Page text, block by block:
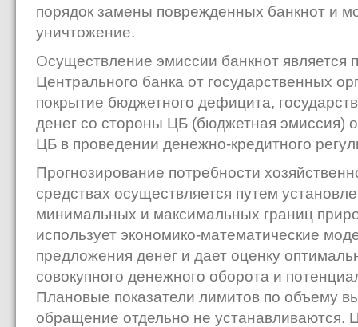
порядок замены поврежденных банкнот и
уничтожение.
Осуществление эмиссии банкнот является
Центрального банка от государственных
покрытие бюджетного дефицита,
денег со стороны ЦБ (бюджетная эмиссия)
ЦБ в проведении денежно-кредитного
Прогнозирование потребности
средствах осуществляется путем
минимальных и максимальных границ
использует экономико-математические
предложения денег и дает оценку
совокупного денежного оборота и
Плановые показатели лимитов по объему
обращение отдельно не устанавливаются.